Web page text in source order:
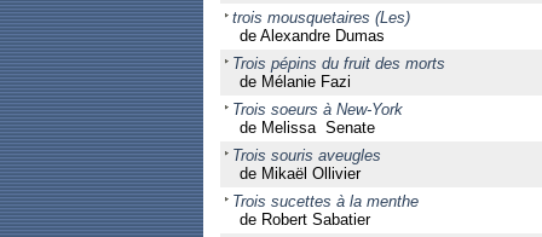
trois mousquetaires (Les)
de Alexandre Dumas
Trois pépins du fruit des morts
de Mélanie Fazi
Trois soeurs à New-York
de Melissa Senate
Trois souris aveugles
de Mikaël Ollivier
Trois sucettes à la menthe
de Robert Sabatier